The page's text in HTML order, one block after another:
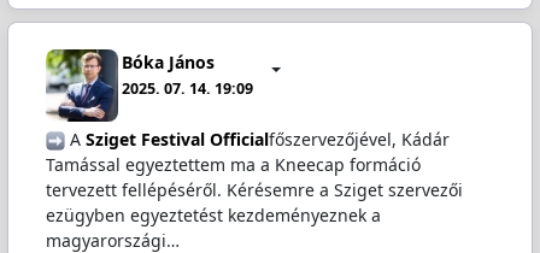
Bóka János
2025. 07. 14. 19:09
️ A Sziget Festival Officialfőszervezőjével, Kádár
Tamással egyeztettem ma a Kneecap formáció
tervezett fellépéséről. Kérésemre a Sziget szervezői
ezügyben egyeztetést kezdeményeznek a
magyarországi…